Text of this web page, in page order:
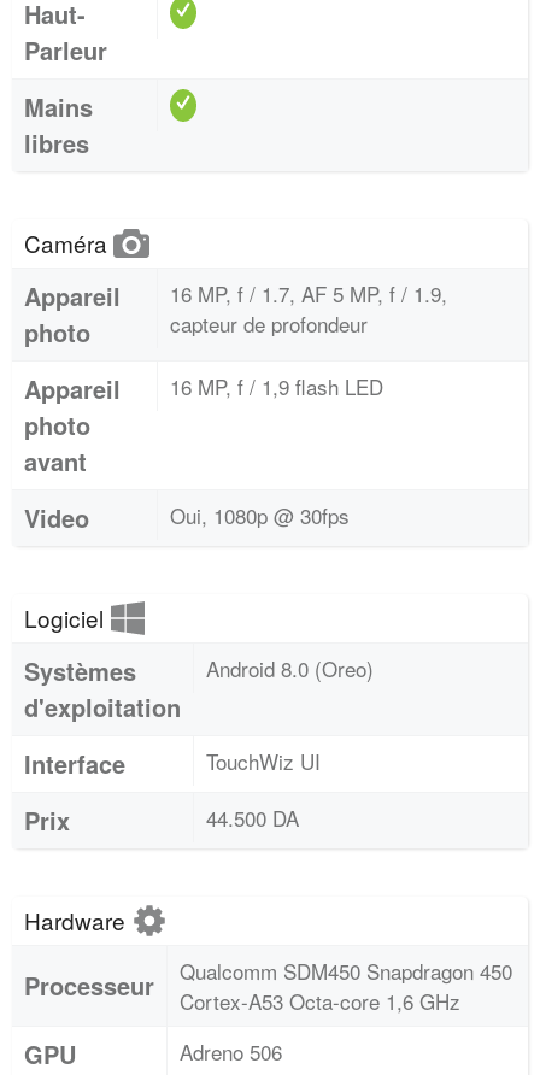
Haut-
Parleur
Mains
libres
Caméra
Appareil
photo
16 MP, f / 1.7, AF 5 MP, f / 1.9,
capteur de profondeur
Appareil
photo
avant
16 MP, f / 1,9 flash LED
Video Oui, 1080p @ 30fps
Logiciel
Systèmes
d'exploitation
Android 8.0 (Oreo)
Interface TouchWiz UI
Prix 44.500 DA
Hardware
Processeur
Qualcomm SDM450 Snapdragon 450
Cortex-A53 Octa-core 1,6 GHz
GPU Adreno 506